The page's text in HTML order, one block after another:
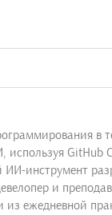
в
используя GitHub
инструмент
и
из ежедневной